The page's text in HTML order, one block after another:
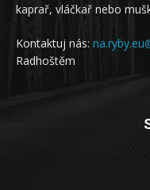
kaprař, vláčkař nebo
Kontaktuj nás:
Radhoštěm